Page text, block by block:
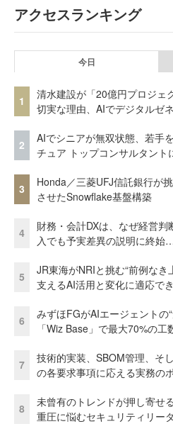
アクセスランキング
今日
1
清水建設が「20億円プロジェ
切実な理由、AIでデジタルゼ
2
AIでシニアが無双状態、若手
チュア トップコンサルタント
3
Honda／三菱UFJ信託銀行が
させたSnowflake基盤構築
4
財務・会計DXは、なぜ経営
入でも予実差異の説明に終
5
JR東海がNRIと挑む“前例な
支えるAI活用と変化に適応で
6
みずほFGがAIエージェント
「Wiz Base」で最大70%の工
7
技術的実装、SBOM管理、
の各要求事項に応える実務の
8
未曾有のトレンドが押し寄せ
重圧に悩むセキュリティリー